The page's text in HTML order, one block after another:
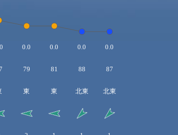
0.0 0.0 0.0 0.0
79 81 88 87
東 東 北東 北東